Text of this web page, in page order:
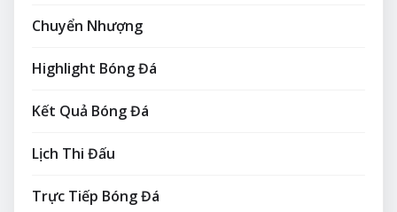
Chuyển Nhượng
Highlight Bóng Đá
Kết Quả Bóng Đá
Lịch Thi Đấu
Trực Tiếp Bóng Đá